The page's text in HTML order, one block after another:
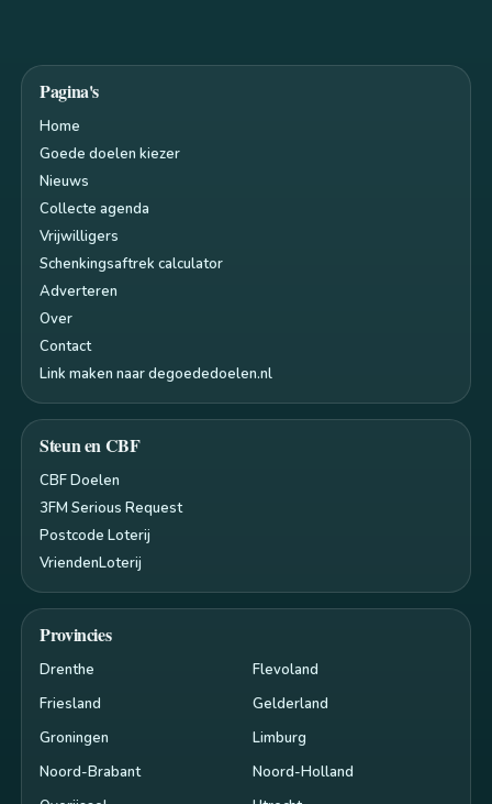
Pagina's
Home
Goede doelen kiezer
Nieuws
Collecte agenda
Vrijwilligers
Schenkingsaftrek calculator
Adverteren
Over
Contact
Link maken naar degoededoelen.nl
Steun en CBF
CBF Doelen
3FM Serious Request
Postcode Loterij
VriendenLoterij
Provincies
Drenthe
Flevoland
Friesland
Gelderland
Groningen
Limburg
Noord-Brabant
Noord-Holland